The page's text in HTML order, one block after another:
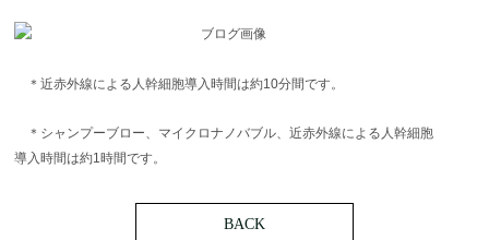
＊近赤外線による人幹細胞導入時間は約10分間です。
＊シャンプーブロー、マイクロナノバブル、近赤外線による人幹細胞
導入時間は約1時間です。
BACK